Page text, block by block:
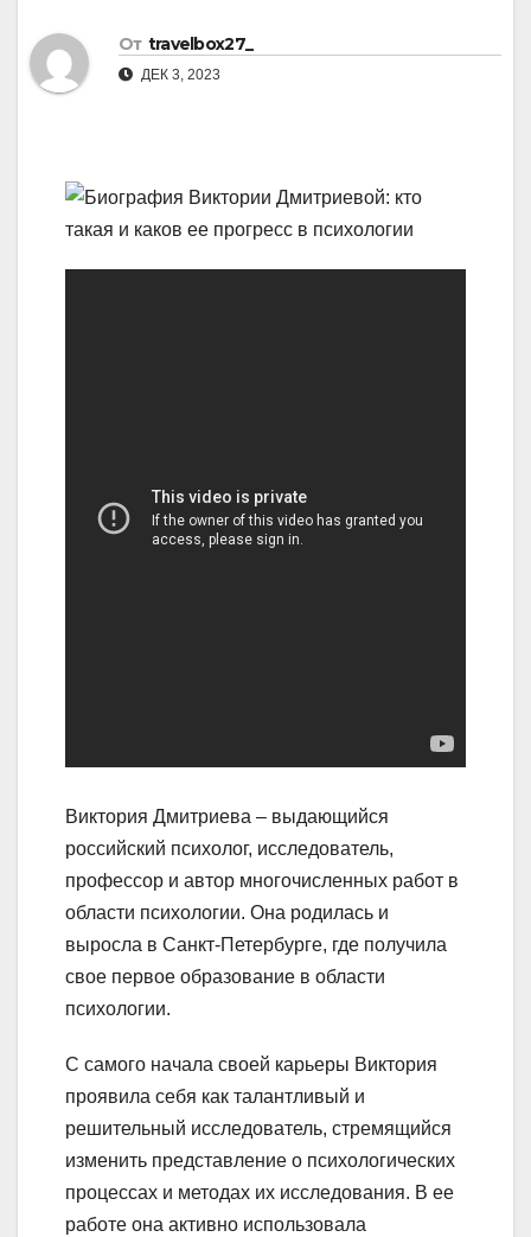
От travelbox27_
ДЕК 3, 2023
Виктория Дмитриева – выдающийся
российский психолог, исследователь,
профессор и автор многочисленных работ в
области психологии. Она родилась и
выросла в Санкт-Петербурге, где получила
свое первое образование в области
психологии.
С самого начала своей карьеры Виктория
проявила себя как талантливый и
решительный исследователь, стремящийся
изменить представление о психологических
процессах и методах их исследования. В ее
работе она активно использовала